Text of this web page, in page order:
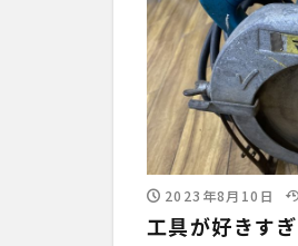
2023年8月10日
工具が好きす